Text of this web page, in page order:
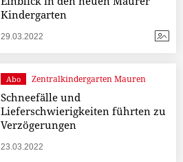
Kindergarten
29.03.2022
Abo Zentralkindergarten Mauren
Schneefälle und
Lieferschwierigkeiten führten zu
Verzögerungen
23.03.2022